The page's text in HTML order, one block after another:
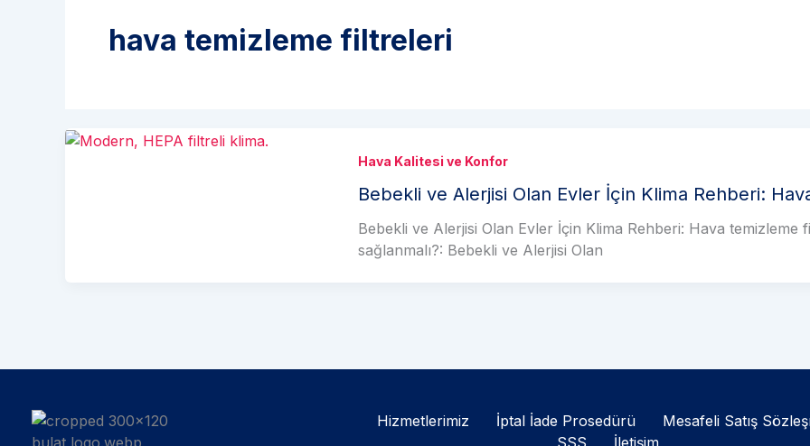
hava temizleme filtreleri
Hava Kalitesi ve Konfor
Bebekli ve Alerjisi Olan Evler İçin Klima Rehberi:
Bebekli ve Alerjisi Olan Evler İçin Klima Rehberi: Hava temizleme
sağlanmalı?: Bebekli ve Alerjisi Olan
Hizmetlerimiz İptal İade Prosedürü
Mesafeli Satış